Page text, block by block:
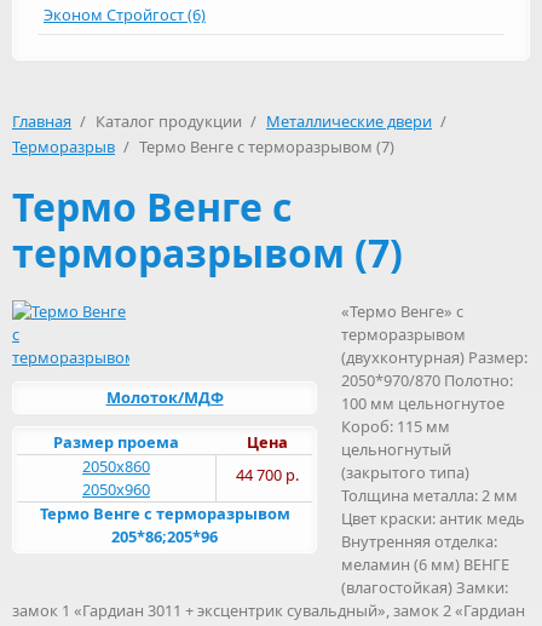
Эконом Стройгост (6)
Главная / Каталог продукции / Металлические двери /
Терморазрыв / Термо Венге с терморазрывом (7)
Термо Венге с
терморазрывом (7)
Молоток/МДФ
Цена
Размер проема
44 700 р.
2050х860
2050х960
Термо Венге с терморазрывом
205*86;205*96
«Термо Венге» с
терморазрывом
(двухконтурная) Размер:
2050*970/870 Полотно:
100 мм цельногнутое
Короб: 115 мм
цельногнутый
(закрытого типа)
Толщина металла: 2 мм
Цвет краски: антик медь
Внутренняя отделка:
меламин (6 мм) ВЕНГЕ
(влагостойкая) Замки:
замок 1 «Гардиан 3011 + эксцентрик сувальдный», замок 2 «Гардиан